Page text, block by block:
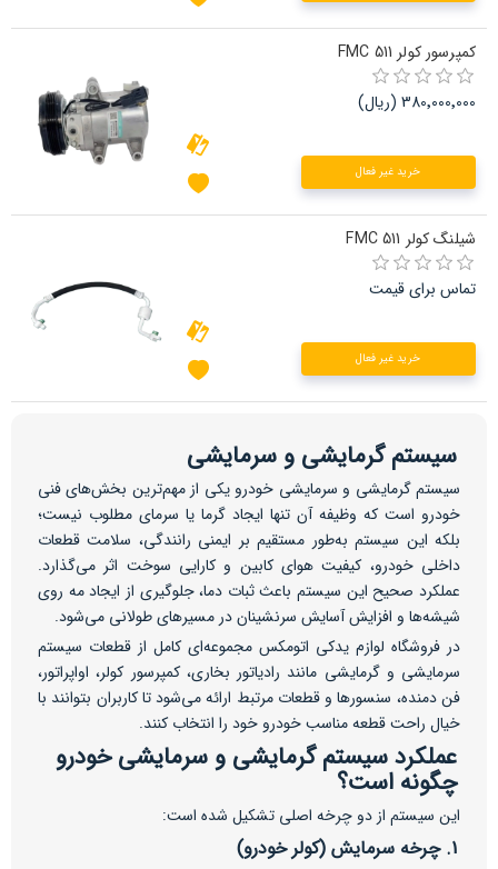
کمپرسور کولر FMC 511
380٬000٬000 (ریال)
خرید غیر فعال
شیلنگ کولر FMC 511
تماس برای قیمت
خرید غیر فعال
سیستم گرمایشی و سرمایشی
سیستم گرمایشی و سرمایشی خودرو یکی از مهم‌ترین بخش‌های فنی
خودرو است که وظیفه آن تنها ایجاد گرما یا سرمای مطلوب نیست؛
بلکه این سیستم به‌طور مستقیم بر ایمنی رانندگی، سلامت قطعات
داخلی خودرو، کیفیت هوای کابین و کارایی سوخت اثر می‌گذارد.
عملکرد صحیح این سیستم باعث ثبات دما، جلوگیری از ایجاد مه روی
شیشه‌ها و افزایش آسایش سرنشینان در مسیرهای طولانی می‌شود.
در فروشگاه لوازم یدکی اتومکس مجموعه‌ای کامل از قطعات سیستم
سرمایشی و گرمایشی مانند رادیاتور بخاری، کمپرسور کولر، اواپراتور،
فن دمنده، سنسورها و قطعات مرتبط ارائه می‌شود تا کاربران بتوانند با
خیال راحت قطعه مناسب خودرو خود را انتخاب کنند.
عملکرد سیستم گرمایشی و سرمایشی خودرو
چگونه است؟
این سیستم از دو چرخه اصلی تشکیل شده است:
1. چرخه سرمایش (کولر خودرو)